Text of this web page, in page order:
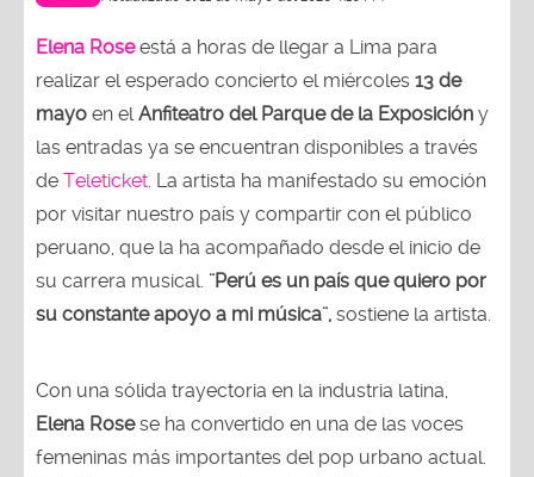
Elena Roseestá a horas de llegar a Lima para
realizar el esperado concierto el miércoles 13 de
mayo en el Anfiteatro del Parque de la Exposición y
las entradas ya se encuentran disponibles a través
de Teleticket . La artista ha manifestado su emoción
por visitar nuestro país y compartir con el público
peruano, que la ha acompañado desde el inicio de
su carrera musical. ¨Perú es un país que quiero por
su constante apoyo a mi música¨, sostiene la artista.
Con una sólida trayectoria en la industria latina,
Elena Rosese ha convertido en una de las voces
femeninas más importantes del pop urbano actual.